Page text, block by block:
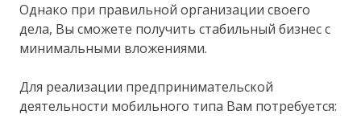
Однако при правильной организации своего
дела, Вы сможете получить стабильный бизнес с
минимальными вложениями.
Для реализации предпринимательской
деятельности мобильного типа Вам потребуется: